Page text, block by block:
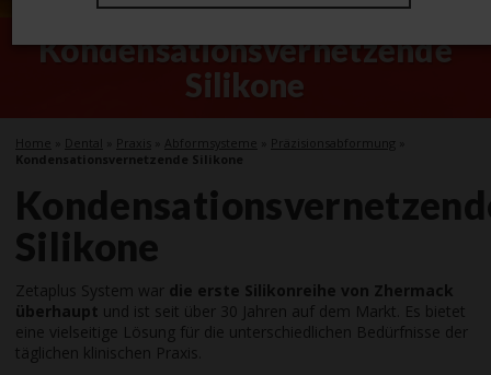
Kondensationsvernetzende
Silikone
Home Dental Praxis Abformsysteme Präzisionsabformung
Kondensationsvernetzende Silikone
Silikone
Zetaplus System war die erste Silikonreihe von Zhermack
überhaupt und ist seit über 30 Jahren auf dem Markt. Es bietet
eine vielseitige Lösung für die unterschiedlichen Bedürfnisse der
täglichen klinischen Praxis.